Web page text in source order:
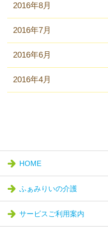
2016年8月
2016年7月
2016年6月
2016年4月
HOME
ふぁみりいの介護
サービスご利用案内